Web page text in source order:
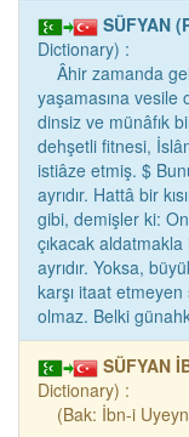
SÜFYAN
Dictionary) :
Âhir zamanda
yaşamasına vesile
dinsiz ve münâfık
dehşetli fitnesi,
istiâze etmiş. $
ayrıdır. Hattâ bir
gibi, demişler ki:
çıkacak
ayrıdır. Yoksa,
karşı itaat
olmaz. Belki
SÜFYAN
Dictionary) :
(Bak: İbn-i